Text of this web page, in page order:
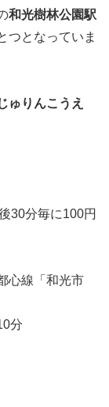
和光樹林公園駅
つとなっていま
ゅりんこうえ
30分毎に100円
心線「和光市
分